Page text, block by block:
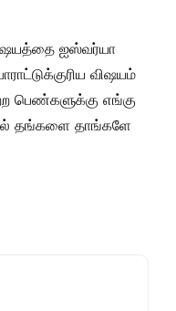
ஐஸ்வர்யா
விஷயம்
பெண்களுக்கு எங்கு
தங்களை தாங்களே